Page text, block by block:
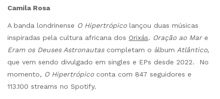
Camila Rosa
A banda londrinense O Hipertrópicolançou duas músicas
inspiradas pela cultura africana dos Orixás. Oração ao Mare
Eram os Deuses Astronautascompletam o álbum Atlântico,
que vem sendo divulgado em singles e EPs desde 2022. No
momento, O Hipertrópicoconta com 847 seguidores e
113.100 streams no Spotify.